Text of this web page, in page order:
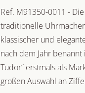
Ref. M91350-0011 -
traditionelle
klassischer und
nach dem Jahr
Tudor“ erstmals als
großen Auswahl an